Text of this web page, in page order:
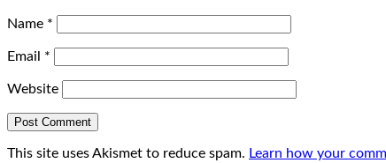
Name *
Email *
Website
This site uses Akismet to reduce spam. Learn how your